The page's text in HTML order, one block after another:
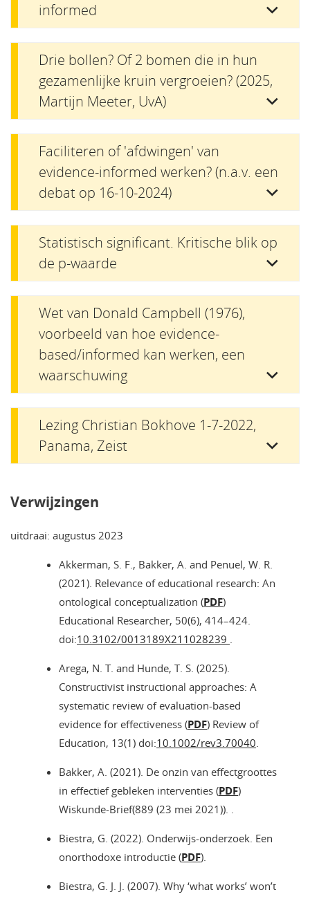
informed
Drie bollen? Of 2 bomen die in hun
gezamenlijke kruin vergroeien? (2025,
Martijn Meeter, UvA)
Faciliteren of 'afdwingen' van
evidence-informed werken? (n.a.v. een
debat op 16-10-2024)
Statistisch significant. Kritische blik op
de p-waarde
Wet van Donald Campbell (1976),
voorbeeld van hoe evidence-
based/informed kan werken, een
waarschuwing
Lezing Christian Bokhove 1-7-2022,
Panama, Zeist
Verwijzingen
uitdraai: augustus 2023
Akkerman, S. F., Bakker, A. and Penuel, W. R.
(2021). Relevance of educational research: An
ontological conceptualization (PDF)
Educational Researcher, 50(6), 414–424.
doi:10.3102/0013189X211028239 .
Arega, N. T. and Hunde, T. S. (2025).
Constructivist instructional approaches: A
systematic review of evaluation-based
evidence for effectiveness (PDF) Review of
Education, 13(1) doi:10.1002/rev3.70040.
Bakker, A. (2021). De onzin van effectgroottes
in effectief gebleken interventies (PDF)
Wiskunde-Brief(889 (23 mei 2021)). .
Biestra, G. (2022). Onderwijs-onderzoek. Een
onorthodoxe introductie (PDF).
Biestra, G. J. J. (2007). Why ‘what works’ won’t